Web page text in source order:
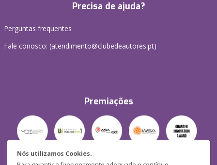
Nós utilizamos Cookies.
Precisa de ajuda?
Perguntas frequentes
Fale conosco: (atendimento@clubedeautores.pt)
Premiações